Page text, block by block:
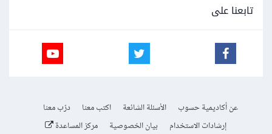
تابعنا على
عن أكاديمية حسوب الأسئلة الشائعة اكتب معنا
درّب معنا
إرشادات الاستخدام
بيان الخصوصية مركز المساعدة